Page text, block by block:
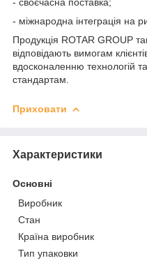
- міжнародна інтеграція на
Продукція ROTAR GROUP
відповідають вимогам
вдосконаленню технологій
стандартам.
Приховати
Характеристики
Основні
Виробник
Стан
Країна виробник
Тип упаковки